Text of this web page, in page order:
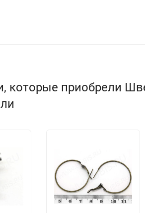
которые приобрели